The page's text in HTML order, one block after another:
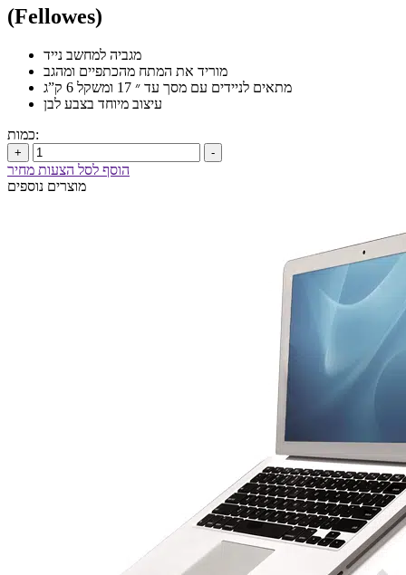
(Fellowes)
מגביה למחשב נייד
מוריד את המתח מהכתפיים ומהגב
מתאים לניידים עם מסך עד ״ 17 ומשקל 6 ק”ג
עיצוב מיוחד בצבע לבן
כמות:
+ -
הוסף לסל הצעות מחיר
מוצרים נוספים